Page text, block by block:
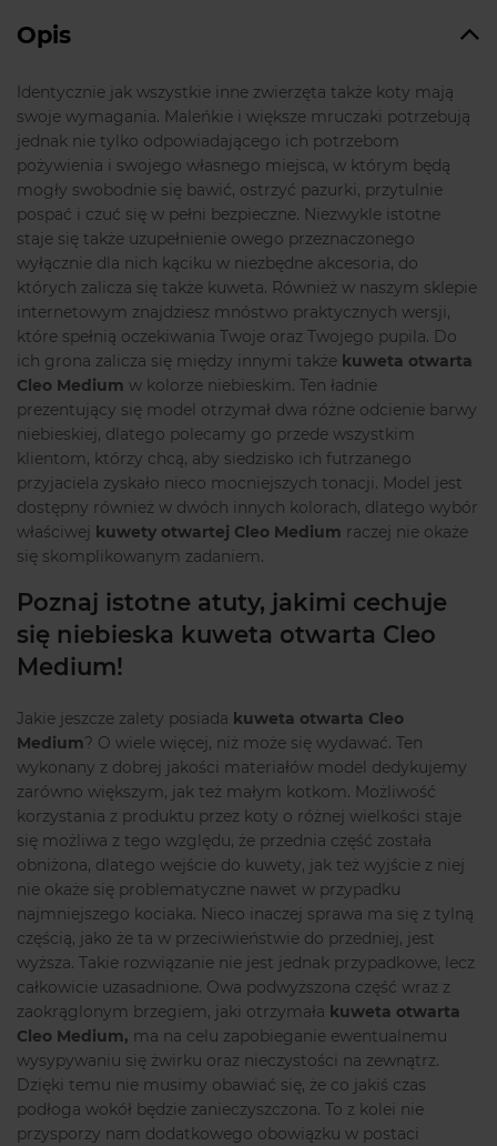
Opis
Identycznie jak wszystkie inne zwierzęta także koty mają
swoje wymagania. Maleńkie i większe mruczaki potrzebują
jednak nie tylko odpowiadającego ich potrzebom
pożywienia i swojego własnego miejsca, w którym będą
mogły swobodnie się bawić, ostrzyć pazurki, przytulnie
pospać i czuć się w pełni bezpieczne. Niezwykle istotne
staje się także uzupełnienie owego przeznaczonego
wyłącznie dla nich kąciku w niezbędne akcesoria, do
których zalicza się także kuweta. Również w naszym sklepie
internetowym znajdziesz mnóstwo praktycznych wersji,
które spełnią oczekiwania Twoje oraz Twojego pupila. Do
ich grona zalicza się między innymi także kuweta otwarta
Cleo Medium w kolorze niebieskim. Ten ładnie
prezentujący się model otrzymał dwa różne odcienie barwy
niebieskiej, dlatego polecamy go przede wszystkim
klientom, którzy chcą, aby siedzisko ich futrzanego
przyjaciela zyskało nieco mocniejszych tonacji. Model jest
dostępny również w dwóch innych kolorach, dlatego wybór
właściwej kuwety otwartej Cleo Medium raczej nie okaże
się skomplikowanym zadaniem.
Poznaj istotne atuty, jakimi cechuje
się niebieska kuweta otwarta Cleo
Medium!
Jakie jeszcze zalety posiada kuweta otwarta Cleo
Medium? O wiele więcej, niż może się wydawać. Ten
wykonany z dobrej jakości materiałów model dedykujemy
zarówno większym, jak też małym kotkom. Możliwość
korzystania z produktu przez koty o różnej wielkości staje
się możliwa z tego względu, że przednia część została
obniżona, dlatego wejście do kuwety, jak też wyjście z niej
nie okaże się problematyczne nawet w przypadku
najmniejszego kociaka. Nieco inaczej sprawa ma się z tylną
częścią, jako że ta w przeciwieństwie do przedniej, jest
wyższa. Takie rozwiązanie nie jest jednak przypadkowe, lecz
całkowicie uzasadnione. Owa podwyższona część wraz z
zaokrąglonym brzegiem, jaki otrzymała kuweta otwarta
Cleo Medium, ma na celu zapobieganie ewentualnemu
wysypywaniu się żwirku oraz nieczystości na zewnątrz.
Dzięki temu nie musimy obawiać się, że co jakiś czas
podłoga wokół będzie zanieczyszczona. To z kolei nie
przysporzy nam dodatkowego obowiązku w postaci